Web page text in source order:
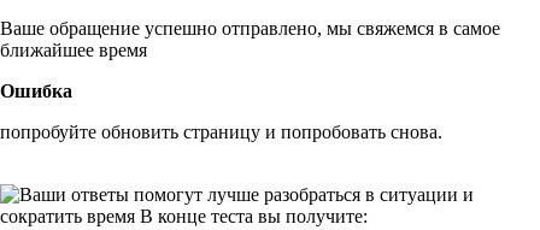
Ваше обращение успешно отправлено, мы свяжемся в самое
ближайшее время
Ошибка
попробуйте обновить страницу и попробовать снова.